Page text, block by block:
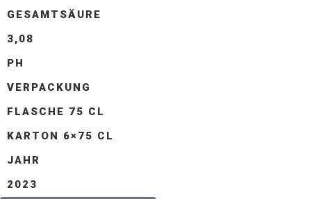
GESAMTSÄURE
3,08
PH
VERPACKUNG
FLASCHE 75 CL
KARTON 6×75 CL
JAHR
2023